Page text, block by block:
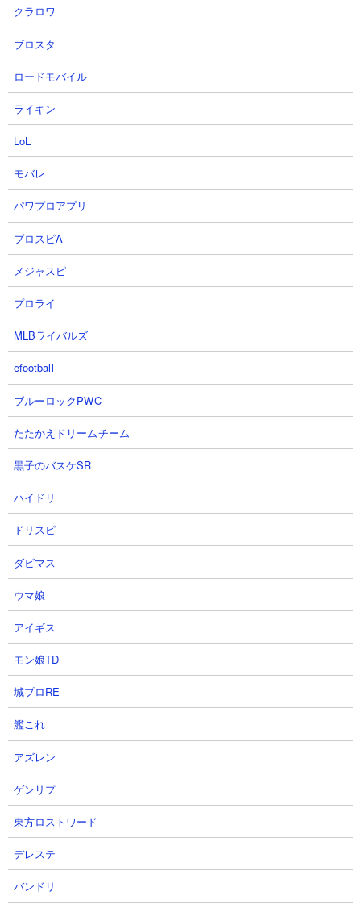
ン、チュンチュン、オコラン、ムギワラを組んでいます。コーン
でしっかり前線をキープしつつ、オコランで確実に安全圏からバ
リアブレイカーとして働いてもらい、あとはムギワラでひたすら
殴っていく戦い方。動画ではクリティカル運がすさまじく、ゴク
ラッコ用に用意したチュンチュンが活躍する間もなく勝利してい
ます。
３．極悪のトリ降臨 アポカリプス ムギワラやア
シランを使った攻略
【出撃メンバー】
【攻略概要】
「mokemoke」さんの攻略動画です。ノーアイテム、にゃんコン
ボは研究力と体力を盛っています。残り枠はにゃんま、洗脳ビル
ダー、コーン、カンカン、ムギワラ、アシランの編成。コーンや
ーはカイに一任しています。あとは隙をみてにゃんまも特攻させ
て、取り巻きよりも先にボスから昇天させています。
クラロワ
ブロスタ
ロードモバイル
ライキン
LoL
モバレ
パワプロアプリ
プロスピA
メジャスピ
プロライ
MLBライバルズ
efootball
ブルーロックPWC
たたかえドリームチーム
黒子のバスケSR
ハイドリ
ドリスピ
ダビマス
ウマ娘
アイギス
モン娘TD
城プロRE
艦これ
アズレン
ゲンリプ
東方ロストワード
デレステ
バンドリ